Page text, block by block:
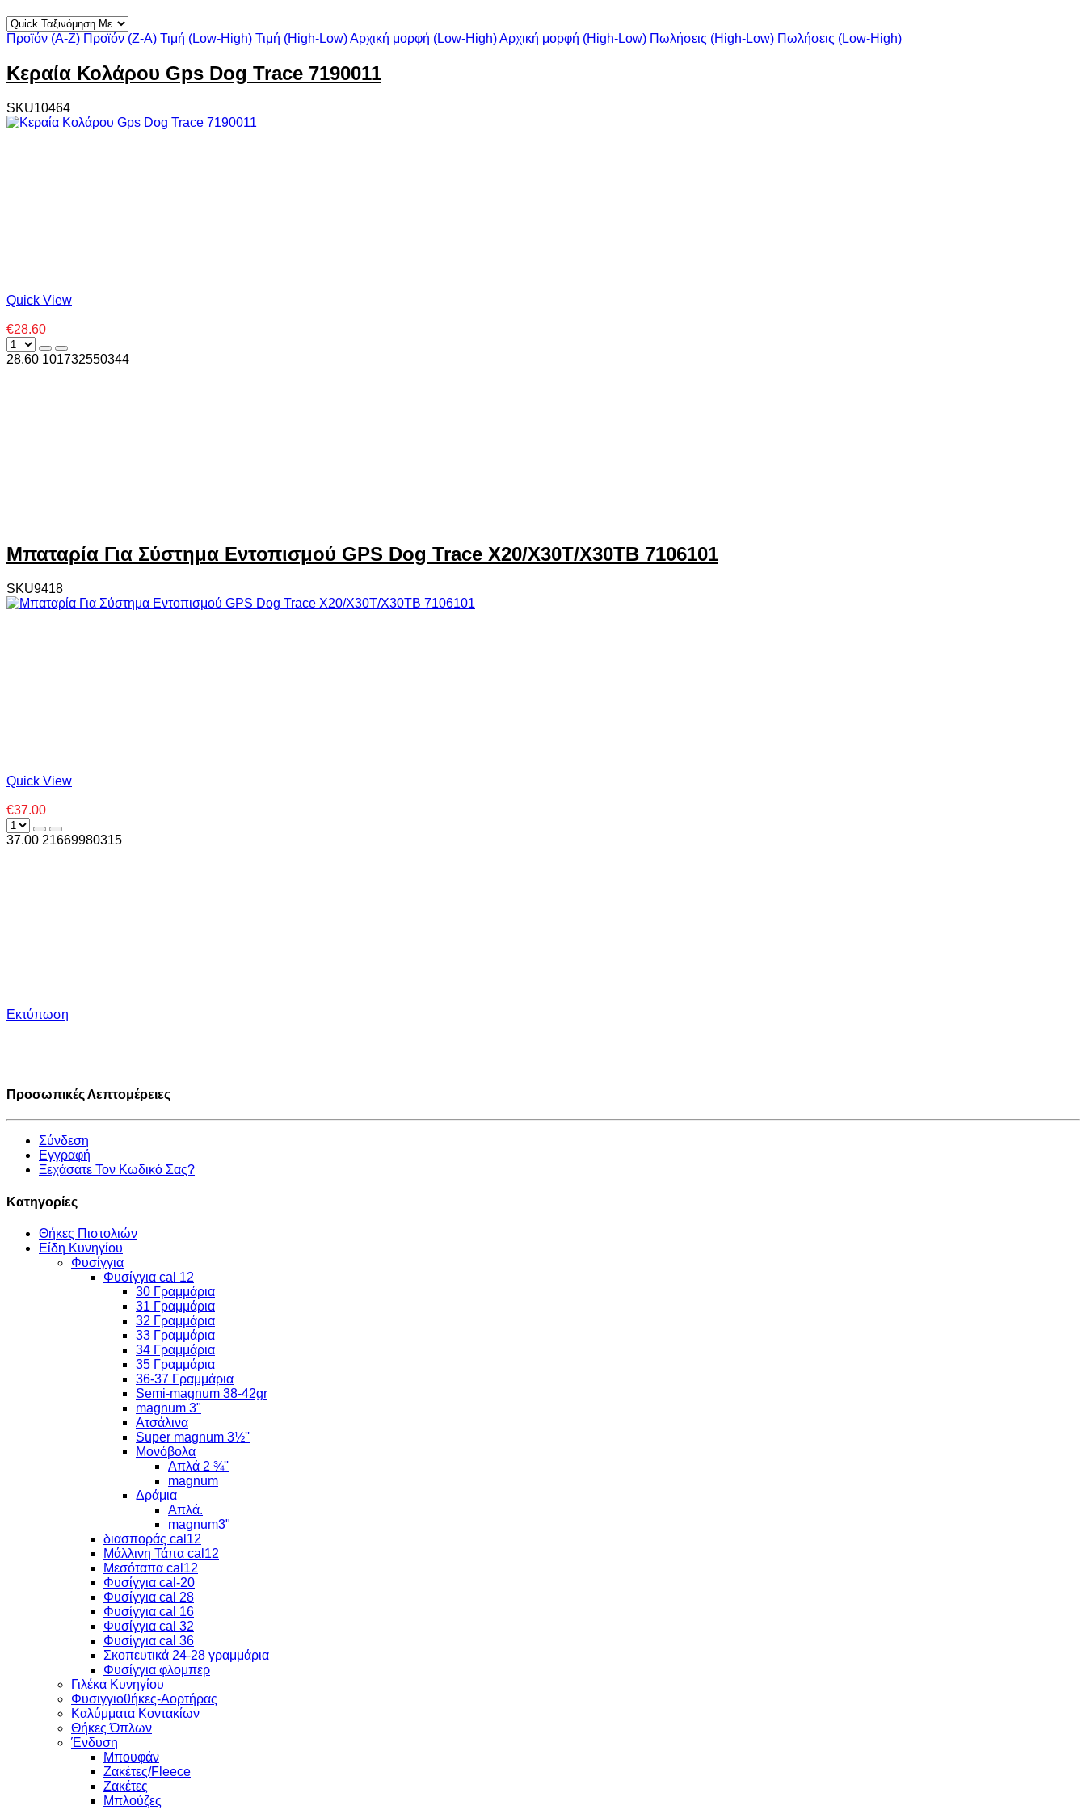
Προϊόν (A-Z) Προϊόν (Z-A) Τιμή (Low-High) Τιμή (High-Low)Αρχική μορφή (Low-High)Αρχική μορφή (High-Low) Πωλήσεις (High-Low) Πωλήσεις (Low-High)
Κεραία Κολάρου Gps Dog Trace 7190011
SKU10464
Quick View
€28.60
28.60 101732550344
Μπαταρία Για Σύστημα Εντοπισμού GPS Dog Trace X20/X30T/X30TB 7106101
SKU9418
Quick View
€37.00
37.00 21669980315
Εκτύπωση
Προσωπικές Λεπτομέρειες
Σύνδεση
Εγγραφή
Ξεχάσατε Τον Κωδικό Σας?
Κατηγορίες
Θήκες Πιστολιών
Είδη Κυνηγίου
Φυσίγγια
Φυσίγγια cal 12
30 Γραμμάρια
31 Γραμμάρια
32 Γραμμάρια
33 Γραμμάρια
34 Γραμμάρια
35 Γραμμάρια
36-37 Γραμμάρια
Semi-magnum 38-42gr
magnum 3"
Ατσάλινα
Super magnum 3½''
Μονόβολα
Απλά 2 ¾''
magnum
Δράμια
Απλά.
magnum3"
διασποράς cal12
Μάλλινη Τάπα cal12
Μεσόταπα cal12
Φυσίγγια cal-20
Φυσίγγια cal 28
Φυσίγγια cal 16
Φυσίγγια cal 32
Φυσίγγια cal 36
Σκοπευτικά 24-28 γραμμάρια
Φυσίγγια φλομπερ
Γιλέκα Κυνηγίου
Φυσιγγιοθήκες-Αορτήρας
Καλύμματα Κοντακίων
Θήκες Όπλων
Ένδυση
Μπουφάν
Ζακέτες/Fleece
Ζακέτες
Μπλούζες